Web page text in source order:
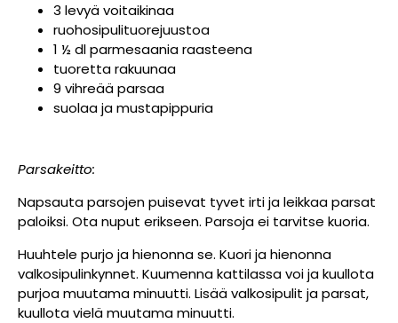
3 levyä voitaikinaa
ruohosipulituorejuustoa
1 ½ dl parmesaania raasteena
tuoretta rakuunaa
9 vihreää parsaa
suolaa ja mustapippuria
Parsakeitto:
Napsauta parsojen puisevat tyvet irti ja leikkaa parsat
paloiksi. Ota nuput erikseen. Parsoja ei tarvitse kuoria.
Huuhtele purjo ja hienonna se. Kuori ja hienonna
valkosipulinkynnet. Kuumenna kattilassa voi ja kuullota
purjoa muutama minuutti. Lisää valkosipulit ja parsat,
kuullota vielä muutama minuutti.